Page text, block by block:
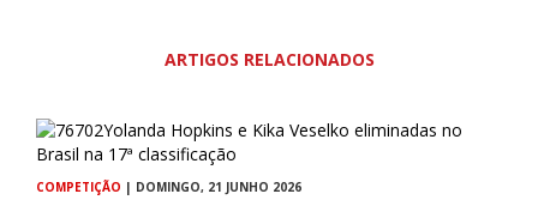
ARTIGOS RELACIONADOS
COMPETIÇÃO | DOMINGO, 21 JUNHO 2026